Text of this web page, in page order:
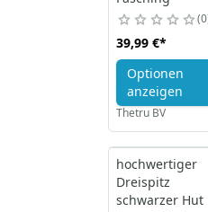
0
39,99 €*
Optionen
anzeigen
Thetru BV
hochwertiger
Dreispitz
schwarzer Hut